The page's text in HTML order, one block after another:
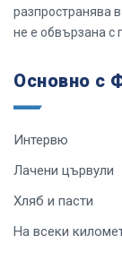
разпространява
не е обвързана с
Основно с
Интервю
Лачени цървули
Хляб и пасти
На всеки